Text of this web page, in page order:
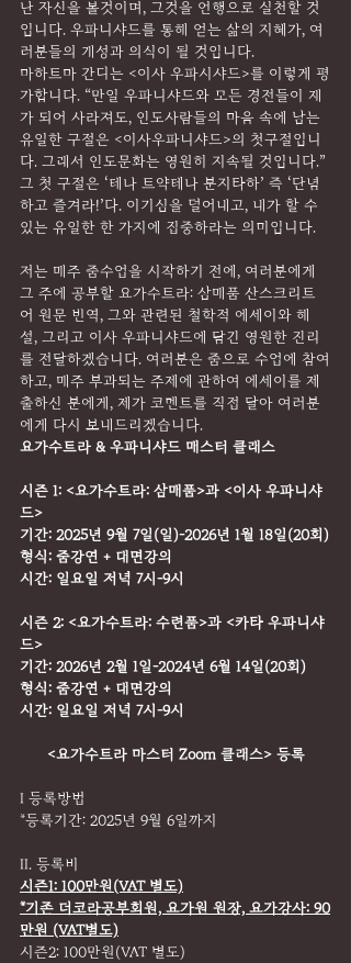
난 자신을 볼것이며, 그것을 언행으로 실천할 것
입니다. 우파니샤드를 통해 얻는 삶의 지혜가, 여
러분들의 개성과 의식이 될 것입니다.
마하트마 간디는 <이사 우파시샤드>를 이렇게 평
가합니다. “만일 우파니샤드와 모든 경전들이 재
가 되어 사라져도, 인도사람들의 마음 속에 남는
유일한 구절은 <이사우파니샤드>의 첫구절입니
다. 그래서 인도문화는 영원히 지속될 것입니다.”
그 첫 구절은 ‘테나 트약테나 분지타하’ 즉 ‘단념
하고 즐겨라!’다. 이기심을 덜어내고, 내가 할 수
있는 유일한 한 가지에 집중하라는 의미입니다.
저는 매주 줌수업을 시작하기 전에, 여러분에게
그 주에 공부할 요가수트라: 삼매품 산스크리트
어 원문 번역, 그와 관련된 철학적 에세이와 해
설, 그리고 이사 우파니샤드에 담긴 영원한 진리
를 전달하겠습니다. 여러분은 줌으로 수업에 참여
하고, 매주 부과되는 주제에 관하여 에세이를 제
출하신 분에게, 제가 코멘트를 직접 달아 여러분
에게 다시 보내드리겠습니다.
요가수트라 & 우파니샤드 매스터 클래스
시즌 1: <요가수트라: 삼매품>과 <이사 우파니샤
드>
기간: 2025년 9월 7일(일)-2026년 1월 18일(20회)
형식: 줌강연 + 대면강의
시간: 일요일 저녁 7시-9시
시즌 2: <요가수트라: 수련품>과 <카타 우파니샤
드>
기간: 2026년 2월 1일-2024년 6월 14일(20회)
형식: 줌강연 + 대면강의
시간: 일요일 저녁 7시-9시
<요가수트라 마스터 Zoom 클래스> 등록
I 등록방법
*등록기간: 2025년 9월 6일까지
II. 등록비
시즌1: 100만원(VAT 별도)
*기존 더코라공부회원, 요가원 원장, 요가강사: 90
만원 (VAT별도)
시즌2: 100만원(VAT 별도)